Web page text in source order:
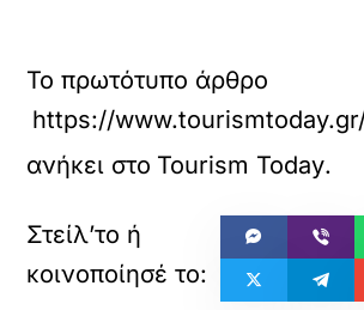
Το πρωτότυπο άρθρο
https://www.tourismtoday.gr/
ανήκει στο Tourism Today.